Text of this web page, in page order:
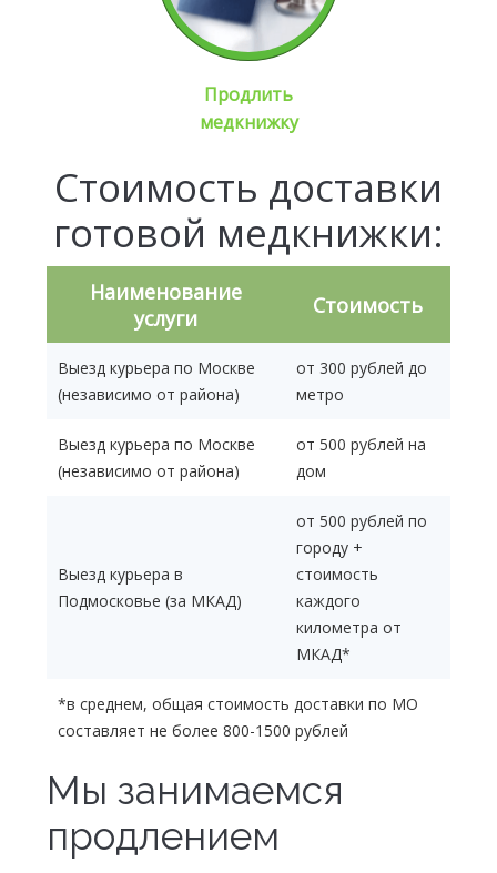
Продлить
медкнижку
Стоимость доставки
готовой медкнижки:
Наименование
услуги
Стоимость
Выезд курьера по Москве
(независимо от района)
от 300 рублей до
метро
Выезд курьера по Москве
(независимо от района)
от 500 рублей на
дом
Выезд курьера в
Подмосковье (за МКАД)
от 500 рублей по
городу +
стоимость
каждого
километра от
МКАД*
*в среднем, общая стоимость доставки по МО
составляет не более 800-1500 рублей
Мы занимаемся
продлением